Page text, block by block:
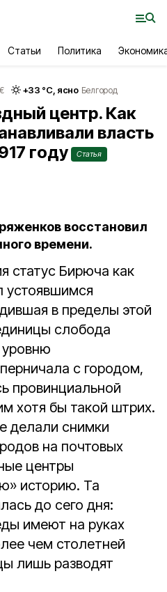
Статьи Политика
+33 °С, ясно Белгород
центр. Как
власть
году
Статья
восстановил
времени.
статус Бирюча как
устоявшимся
в пределы этой
слобода
уровню
с городом,
провинциальной
хотя бы такой штрих.
делали снимки
на почтовых
центры
историю. Та
до сего дня:
имеют на руках
чем столетней
лишь разводят